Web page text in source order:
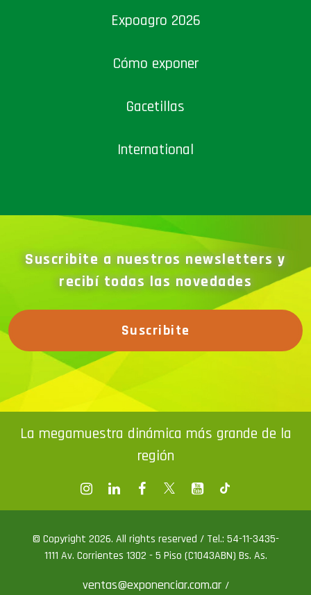
Expoagro 2026
Cómo exponer
Gacetillas
International
Suscribite a nuestros newsletters y
recibí todas las novedades
Suscribite
La megamuestra dinámica más grande de la
región
© Copyright 2026. All rights reserved / Tel.: 54-11-3435-
1111 Av. Corrientes 1302 - 5 Piso (C1043ABN) Bs. As.
ventas@exponenciar.com.ar /